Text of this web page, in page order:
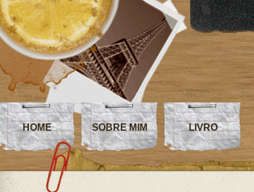
HOME SOBRE MIM LIVRO